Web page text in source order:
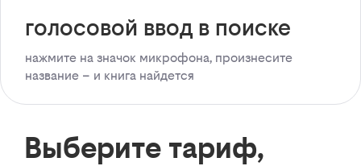
голосовой ввод в поиске
нажмите на значок микрофона, произнесите
название – и книга найдется
Выберите тариф,